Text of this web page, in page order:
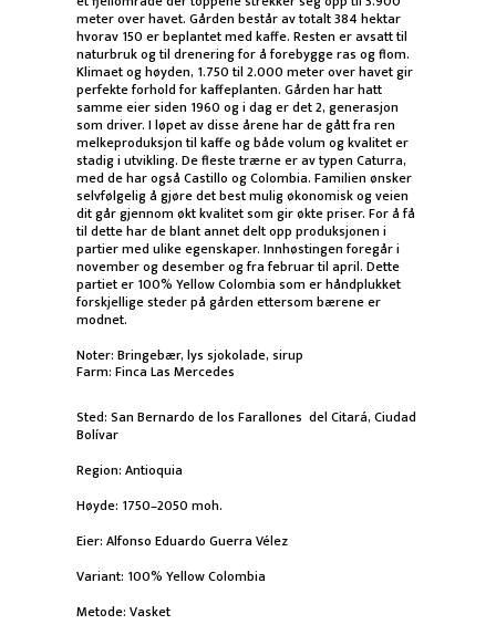
meter over havet. Gården består av totalt 384 hektar
hvorav 150 er beplantet med kaffe. Resten er avsatt til
naturbruk og til drenering for å forebygge ras og flom.
Klimaet og høyden, 1.750 til 2.000 meter over havet gir
perfekte forhold for kaffeplanten. Gården har hatt
samme eier siden 1960 og i dag er det 2, generasjon
som driver. I løpet av disse årene har de gått fra ren
melkeproduksjon til kaffe og både volum og kvalitet er
stadig i utvikling. De fleste trærne er av typen Caturra,
med de har også Castillo og Colombia. Familien ønsker
selvfølgelig å gjøre det best mulig økonomisk og veien
dit går gjennom økt kvalitet som gir økte priser. For å få
til dette har de blant annet delt opp produksjonen i
partier med ulike egenskaper. Innhøstingen foregår i
november og desember og fra februar til april. Dette
partiet er 100% Yellow Colombia som er håndplukket
forskjellige steder på gården ettersom bærene er
modnet.
Noter: Bringebær, lys sjokolade, sirup
Farm: Finca Las Mercedes
Sted: San Bernardo de los Farallones del Citará, Ciudad
Bolívar
Region: Antioquia
Høyde: 1750–2050 moh.
Eier: Alfonso Eduardo Guerra Vélez
Variant: 100% Yellow Colombia
Metode: Vasket